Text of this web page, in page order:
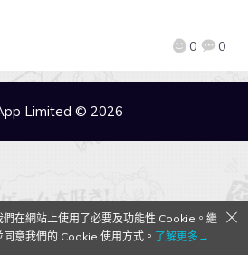
0 0
Limited © 2026
在網站上使用了必要及功能性 Cookie。繼
意我們的 Cookie 使用方式。 了解更多→